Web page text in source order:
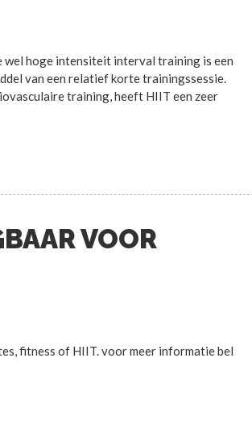
hoge intensiteit interval training is een
van een relatief korte trainingssessie.
training, heeft HIIT een zeer
VOOR
fitness of HIIT. voor meer informatie bel